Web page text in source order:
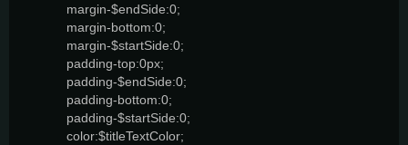
margin-$endSide:0;
margin-bottom:0;
margin-$startSide:0;
padding-top:0px;
padding-$endSide:0;
padding-bottom:0;
padding-$startSide:0;
color:$titleTextColor;